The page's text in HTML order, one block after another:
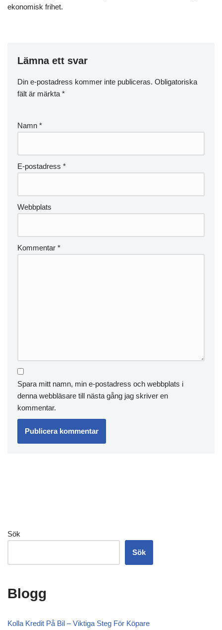
ekonomisk frihet.
Lämna ett svar
Din e-postadress kommer inte publiceras. Obligatoriska
fält är märkta *
Namn *
E-postadress *
Webbplats
Kommentar *
Spara mitt namn, min e-postadress och webbplats i
denna webbläsare till nästa gång jag skriver en
kommentar.
Sök
Sök
Blogg
Kolla Kredit På Bil – Viktiga Steg För Köpare